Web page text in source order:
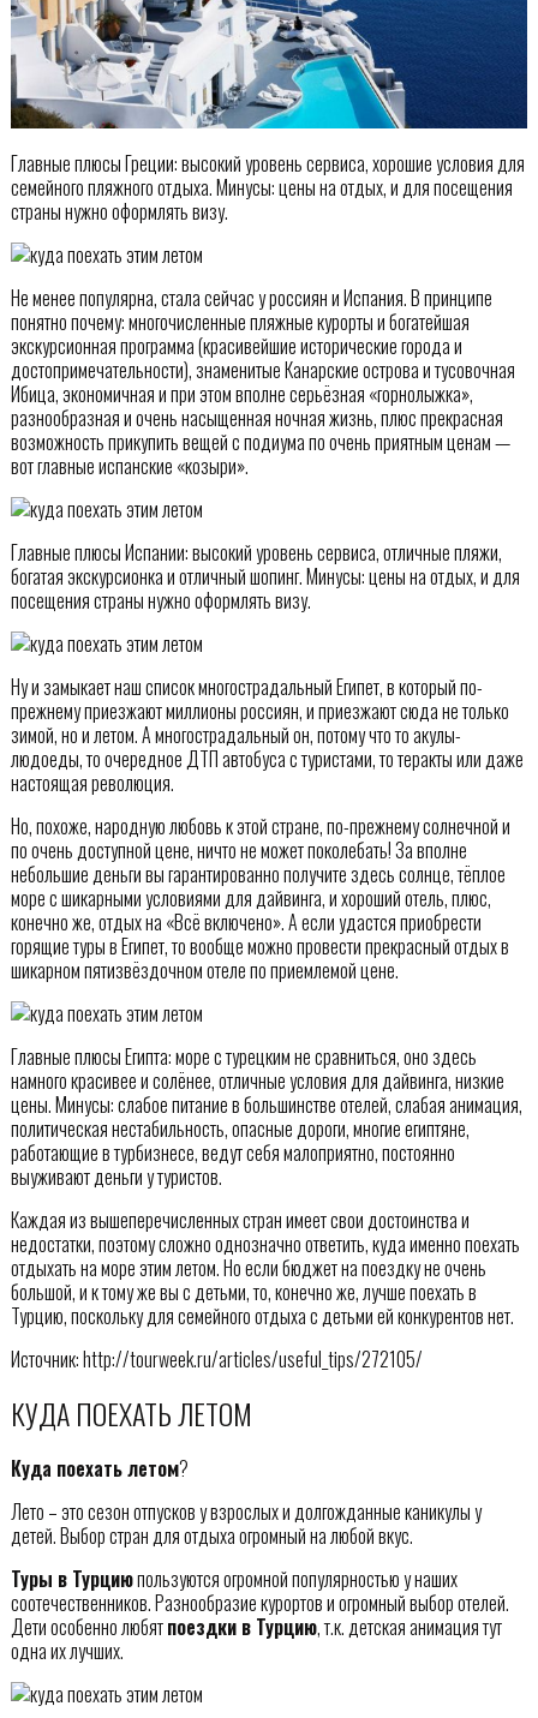
Главные плюсы Греции: высокий уровень сервиса, хорошие условия для
семейного пляжного отдыха. Минусы: цены на отдых, и для посещения
страны нужно оформлять визу.
Не менее популярна, стала сейчас у россиян и Испания. В принципе
понятно почему: многочисленные пляжные курорты и богатейшая
экскурсионная программа (красивейшие исторические города и
достопримечательности), знаменитые Канарские острова и тусовочная
Ибица, экономичная и при этом вполне серьёзная «горнолыжка»,
разнообразная и очень насыщенная ночная жизнь, плюс прекрасная
возможность прикупить вещей с подиума по очень приятным ценам —
вот главные испанские «козыри».
Главные плюсы Испании: высокий уровень сервиса, отличные пляжи,
богатая экскурсионка и отличный шопинг. Минусы: цены на отдых, и для
посещения страны нужно оформлять визу.
Ну и замыкает наш список многострадальный Египет, в который по-
прежнему приезжают миллионы россиян, и приезжают сюда не только
зимой, но и летом. А многострадальный он, потому что то акулы-
людоеды, то очередное ДТП автобуса с туристами, то теракты или даже
настоящая революция.
Но, похоже, народную любовь к этой стране, по-прежнему солнечной и
по очень доступной цене, ничто не может поколебать! За вполне
небольшие деньги вы гарантированно получите здесь солнце, тёплое
море с шикарными условиями для дайвинга, и хороший отель, плюс,
конечно же, отдых на «Всё включено». А если удастся приобрести
горящие туры в Египет, то вообще можно провести прекрасный отдых в
шикарном пятизвёздочном отеле по приемлемой цене.
Главные плюсы Египта: море с турецким не сравниться, оно здесь
намного красивее и солёнее, отличные условия для дайвинга, низкие
цены. Минусы: слабое питание в большинстве отелей, слабая анимация,
политическая нестабильность, опасные дороги, многие египтяне,
работающие в турбизнесе, ведут себя малоприятно, постоянно
выуживают деньги у туристов.
Каждая из вышеперечисленных стран имеет свои достоинства и
недостатки, поэтому сложно однозначно ответить, куда именно поехать
отдыхать на море этим летом. Но если бюджет на поездку не очень
большой, и к тому же вы с детьми, то, конечно же, лучше поехать в
Турцию, поскольку для семейного отдыха с детьми ей конкурентов нет.
Источник: http://tourweek.ru/articles/useful_tips/272105/
КУДА ПОЕХАТЬ ЛЕТОМ
Куда поехать летом?
Лето – это сезон отпусков у взрослых и долгожданные каникулы у
детей. Выбор стран для отдыха огромный на любой вкус.
Туры в Турциюпользуются огромной популярностью у наших
соотечественников. Разнообразие курортов и огромный выбор отелей.
Дети особенно любятпоездки в Турцию, т.к. детская анимация тут
одна их лучших.